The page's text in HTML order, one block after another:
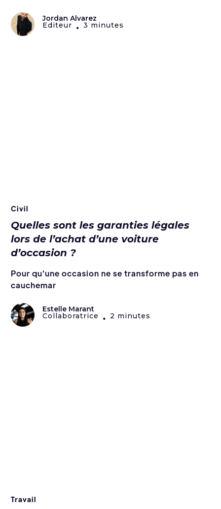
Jordan Alvarez
Editeur • 3 minutes
Civil
Quelles sont les garanties légales
lors de l’achat d’une voiture
d’occasion ?
Pour qu'une occasion ne se transforme pas en
cauchemar
Estelle Marant
Collaboratrice • 2 minutes
Travail